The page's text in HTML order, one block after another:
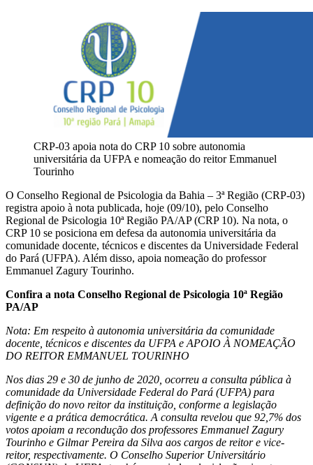
CRP-03 apoia nota do CRP 10 sobre autonomia
universitária da UFPA e nomeação do reitor Emmanuel
Tourinho
O Conselho Regional de Psicologia da Bahia – 3ª Região (CRP-03)
registra apoio à nota publicada, hoje (09/10), pelo Conselho
Regional de Psicologia 10ª Região PA/AP (CRP 10). Na nota, o
CRP 10 se posiciona em defesa da autonomia universitária da
comunidade docente, técnicos e discentes da Universidade Federal
do Pará (UFPA). Além disso, apoia nomeação do professor
Emmanuel Zagury Tourinho.
Confira a nota Conselho Regional de Psicologia 10ª Região
PA/AP
Nota: Em respeito à autonomia universitária da comunidade
docente, técnicos e discentes da UFPA e APOIO À NOMEAÇÃO
DO REITOR EMMANUEL TOURINHO
Nos dias 29 e 30 de junho de 2020, ocorreu a consulta pública à
comunidade da Universidade Federal do Pará (UFPA) para
definição do novo reitor da instituição, conforme a legislação
vigente e a prática democrática. A consulta revelou que 92,7% dos
votos apoiam a recondução dos professores Emmanuel Zagury
Tourinho e Gilmar Pereira da Silva aos cargos de reitor e vice-
reitor, respectivamente. O Conselho Superior Universitário